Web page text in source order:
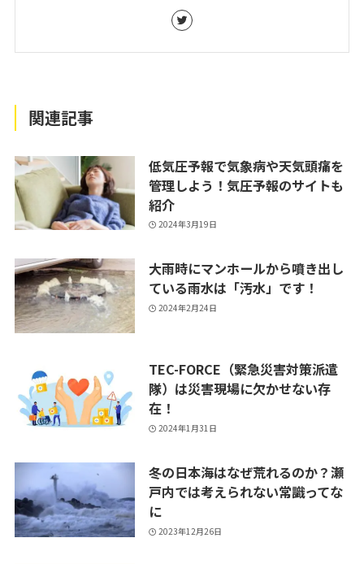
関連記事
低気圧予報で気象病や天気頭痛を
管理しよう！気圧予報のサイトも
紹介
2024年3月19日
大雨時にマンホールから噴き出し
ている雨水は「汚水」です！
2024年2月24日
TEC-FORCE（緊急災害対策派遣
隊）は災害現場に欠かせない存
在！
2024年1月31日
冬の日本海はなぜ荒れるのか？瀬
戸内では考えられない常識ってな
に
2023年12月26日